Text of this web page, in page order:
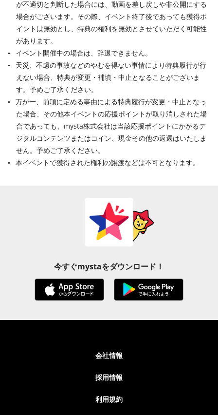
が不適切と判断した場合には、動画を差し戻しや非公開にする
場合がございます。その際、イベント終了後であっても獲得ポ
イントは無効とし、特典の権利を無効とさせていただく可能性
があります。
イベント開催中の場合は、辞退できません。
天災、不慮の事故などのやむを得ない事情により特典履行が行
えない場合、特典が変更・補填・中止となることがございま
す。予めご了承ください。
万が一、前項に定める事由による特典履行が変更・中止となっ
た場合、その他本イベントの応援ポイントが取り消しされた場
合であっても、mysta株式会社は当該応援ポイントにかかるデ
ジタルコンテンツまたはコイン、現金その他の返還はいたしま
せん。予めご了承ください。
本イベントで獲得された権利の譲渡などは不可となります。
今すぐmystaをダウンロード！
会社情報
採用情報
利用規約